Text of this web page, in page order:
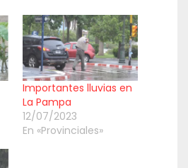
Importantes lluvias en
La Pampa
12/07/2023
En «Provinciales»